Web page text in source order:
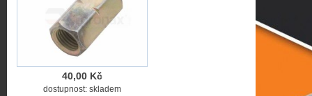
40,00 Kč
dostupnost: skladem